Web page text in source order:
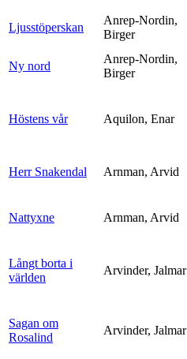
Ljusstöperskan
Anrep-Nordin,
Birger
Ny nord
Anrep-Nordin,
Birger
Höstens vår Aquilon, Enar
Herr Snakendal Arnman, Arvid
Nattyxne Arnman, Arvid
Långt borta i
världen
Arvinder, Jalmar
Sagan om
Rosalind
Arvinder, Jalmar